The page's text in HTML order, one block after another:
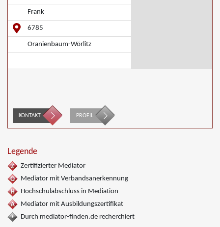
Frank
6785
Oranienbaum-Wörlitz
KONTAKT PROFIL
Legende
Zertifizierter Mediator
Mediator mit Verbandsanerkennung
Hochschulabschluss in Mediation
Mediator mit Ausbildungszertifikat
Durch mediator-finden.de recherchiert